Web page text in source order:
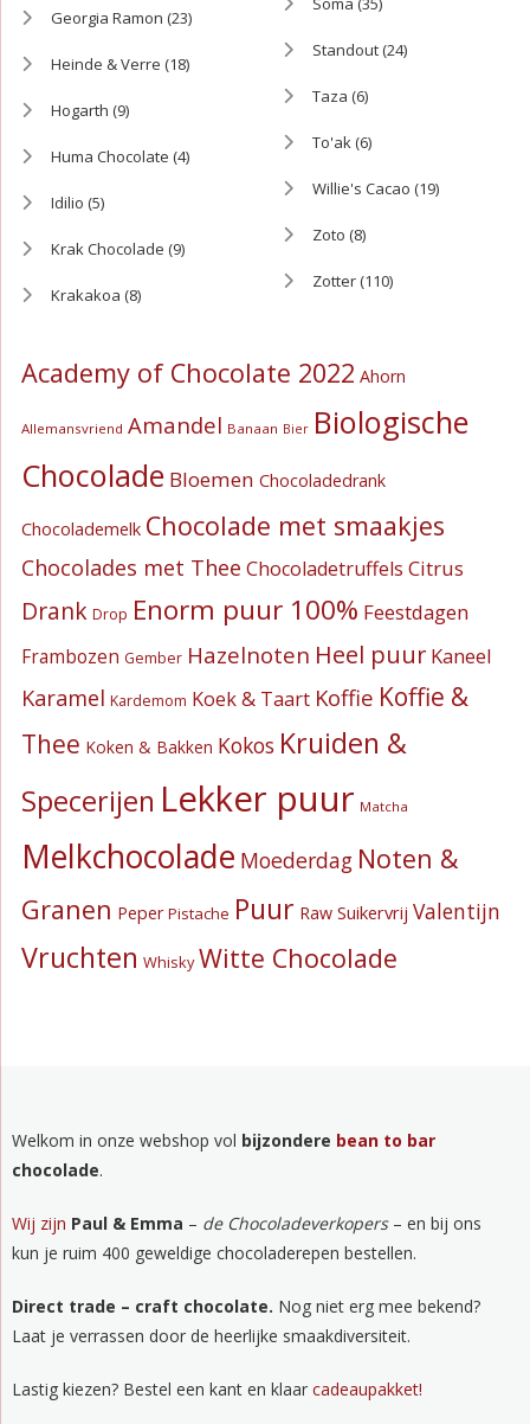
Georgia Ramon (23)
Heinde & Verre (18)
Hogarth (9)
Huma Chocolate (4)
Idilio (5)
Krak Chocolade (9)
Krakakoa (8)
Standout(24)
Taza (6)
To'ak(6)
Willie's Cacao (19)
Zoto (8)
Zotter(110)
Academy of Chocolate 2022 Ahorn
Allemansvriend Amandel Banaan Bier Biologische
Chocolade Bloemen Chocoladedrank
Chocolademelk Chocolade met smaakjes
Chocolades met Thee Chocoladetruffels Citrus
Drank Drop Enorm puur 100% Feestdagen
Frambozen Gember Hazelnoten Heel puur Kaneel
Karamel Kardemom Koek & Taart Koffie Koffie &
Thee Koken & Bakken Kokos Kruiden &
Specerijen Lekker puur Matcha
Melkchocolade Moederdag Noten &
Granen Peper Pistache Puur Raw Suikervrij Valentijn
Vruchten Whisky Witte Chocolade
Welkom in onze webshop vol bijzondere bean to bar
chocolade.
Wij zijn Paul & Emma – de Chocoladeverkopers– en bij ons
kun je ruim 400 geweldige chocoladerepen bestellen.
Direct trade – craft chocolate. Nog niet erg mee bekend?
Laat je verrassen door de heerlijke smaakdiversiteit.
Lastig kiezen? Bestel een kant en klaar cadeaupakket!